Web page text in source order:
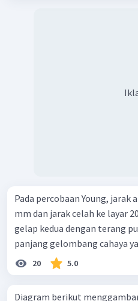
Pada percobaan Young, jarak
mm dan jarak celah ke layar
gelap kedua dengan terang
panjang gelombang cahaya
20 5.0
Diagram berikut